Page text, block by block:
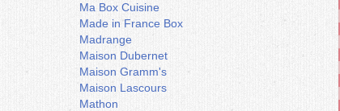
Ma Box Cuisine
Made in France Box
Madrange
Maison Dubernet
Maison Gramm's
Maison Lascours
Mathon